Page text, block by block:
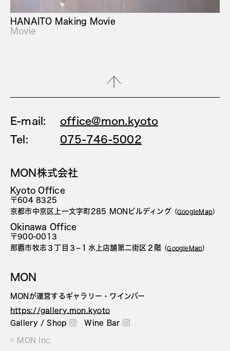
HANAITO Making Movie
Movie
E-mail:
office@mon.kyoto
Tel:
075-746-5002
MON株式会社
Kyoto Office
〒604 8325
京都市中京区上一文字町285 MONビルディング （GoogleMap）
Okinawa Office
〒900-0013
那覇市牧志３丁目３−１水上店舗第二街区２階 （GoogleMap）
MON
MONが運営するギャラリー・ワインバー
https://gallery.mon.kyoto
Gallery / Shop
Wine Bar
© MON Inc.